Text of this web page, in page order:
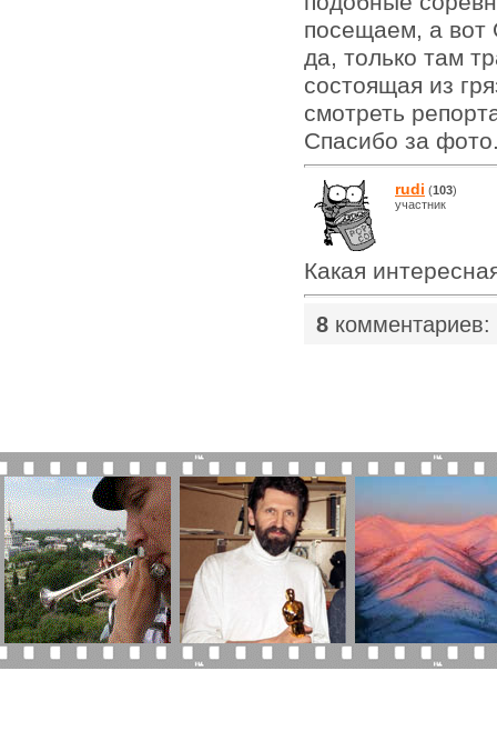
посещаем, а вот
да, только там
состоящая из
смотреть
Спасибо за
rudi (103)
участник
Какая
8 комментариев: